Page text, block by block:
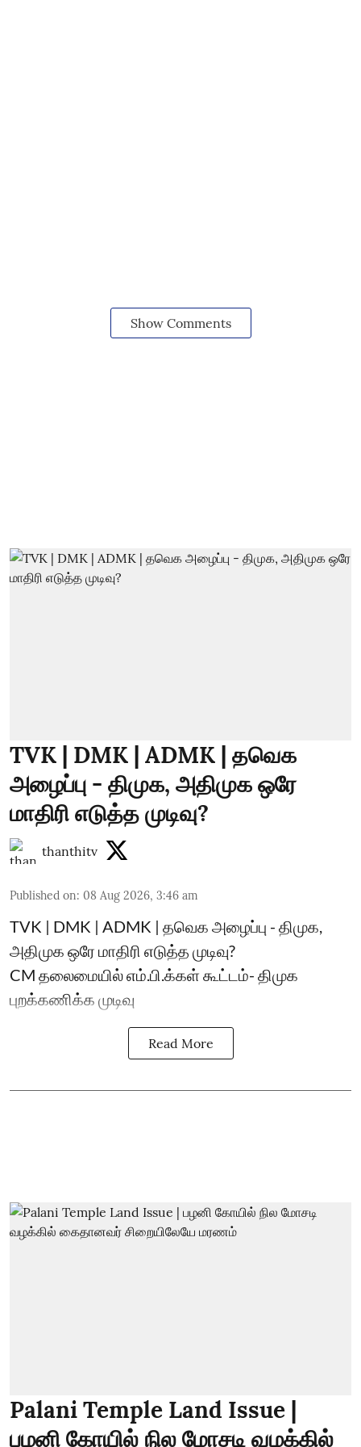
Show Comments
TVK | DMK | ADMK | தவெக
அழைப்பு - திமுக, அதிமுக ஒரே
மாதிரி எடுத்த முடிவு?
thanthitv
Published on: 08 Aug 2026, 3:46 am
TVK | DMK | ADMK | தவெக அழைப்பு - திமுக,
அதிமுக ஒரே மாதிரி எடுத்த முடிவு?
CM தலைமையில் எம்.பி.க்கள் கூட்டம்- திமுக
புறக்கணிக்க முடிவு
Read More
Palani Temple Land Issue |
பழனி கோயில் நில மோசடி வழக்கில்